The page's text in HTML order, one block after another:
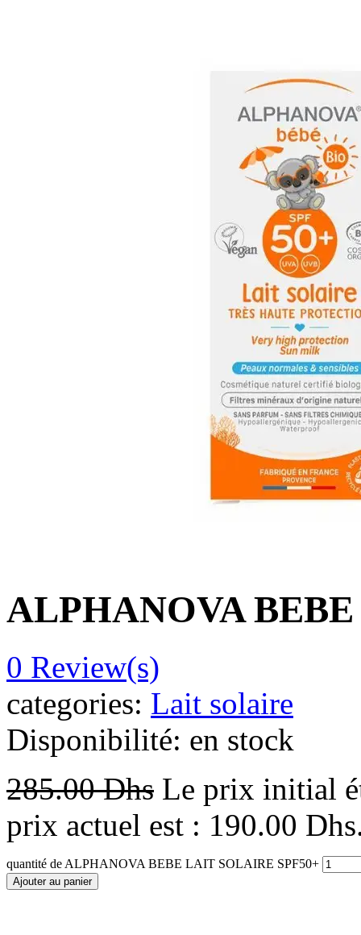
ALPHANOVA
0 Review(s)
categories: Lait solaire
Disponibilité: en stock
285.00Dhs Le prix initial
prix actuel est : 190.00
quantité de ALPHANOVA BEBE LAIT SOLAIRE SPF50+
Ajouter au panier